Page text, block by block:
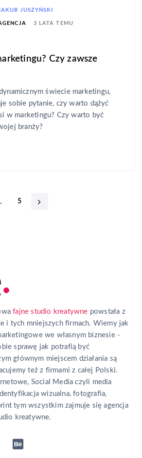
JUSZYŃSKI
3 LATA TEMU
Czy zawsze
świecie marketingu,
sobie pytanie, czy warto dążyć
w marketingu? Czy warto być
branży?
5
fajne studio kreatywne powstała z
i tych mniejszych firmach. Wiemy jak
we własnym biznesie -
sprawę jak potrafią być
głównym miejscem działania są
też z firmami z całej Polski.
Social Media czyli media
wizualna, fotografia,
tym wszystkim zajmuje się agencja
kreatywne.